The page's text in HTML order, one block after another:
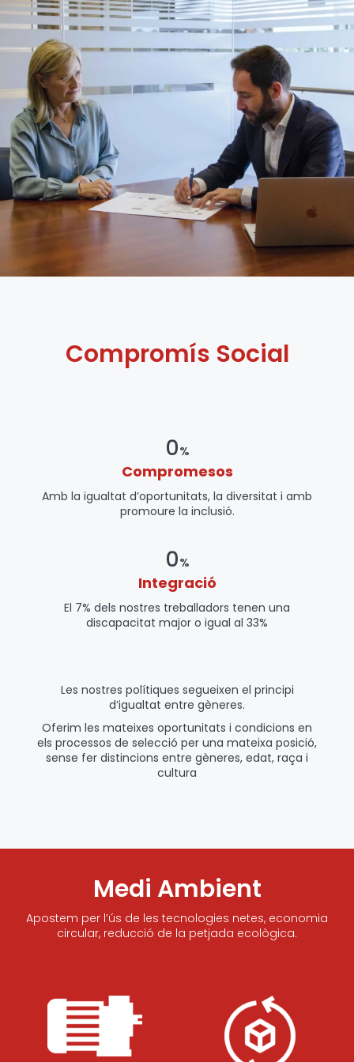
Compromís Social
0%
Compromesos
Amb la igualtat d’oportunitats, la diversitat i amb
promoure la inclusió.
0%
Integració
El 7% dels nostres treballadors tenen una
discapacitat major o igual al 33%
Les nostres polítiques segueixen el principi
d’igualtat entre gèneres.
Oferim les mateixes oportunitats i condicions en
els processos de selecció per una mateixa posició,
sense fer distincions entre gèneres, edat, raça i
cultura
Medi Ambient
Apostem per l’ús de les tecnologies netes, economia
circular, reducció de la petjada ecològica.